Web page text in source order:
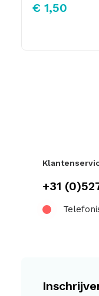
€ 1,50
+31